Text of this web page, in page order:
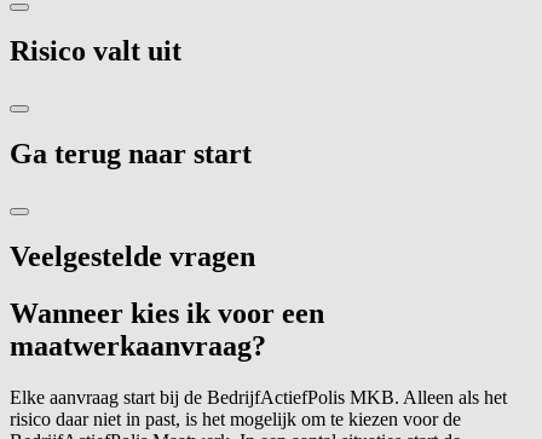
Risico valt uit
Ga terug naar start
Veelgestelde vragen
Wanneer kies ik voor een
maatwerkaanvraag?
Elke aanvraag start bij de BedrijfActiefPolis MKB. Alleen als het
risico daar niet in past, is het mogelijk om te kiezen voor de